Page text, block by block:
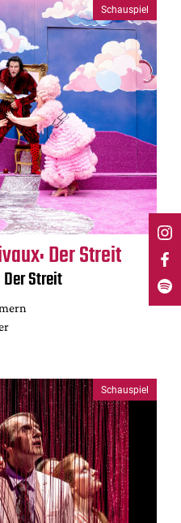
Schauspiel
Der Streit
Streit
Schauspiel